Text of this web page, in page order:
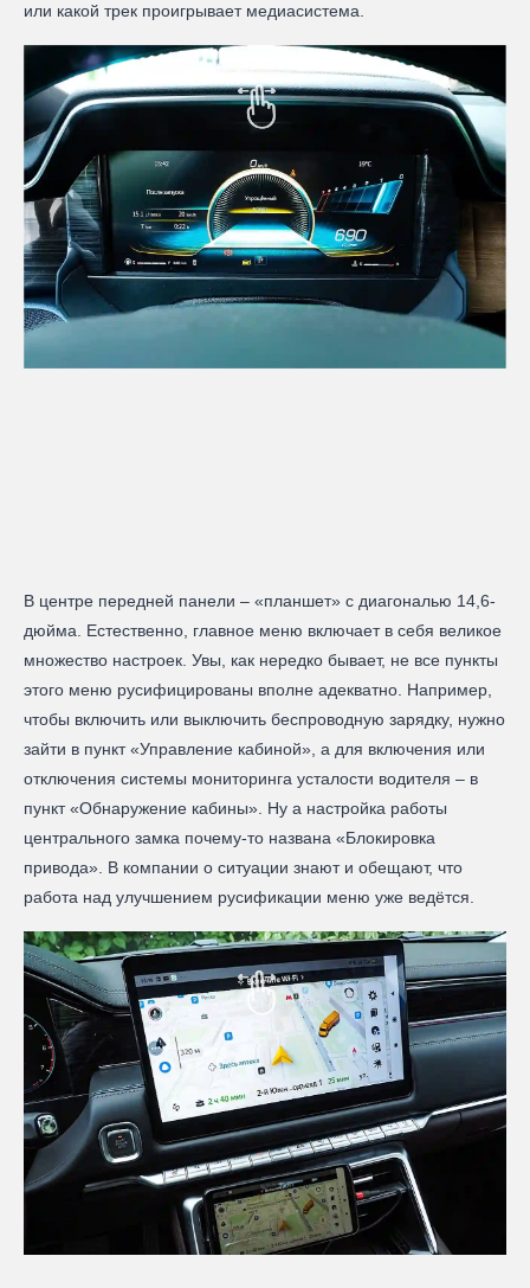
или какой трек проигрывает медиасистема.
В центре передней панели – «планшет» с диагональю 14,6-
дюйма. Естественно, главное меню включает в себя великое
множество настроек. Увы, как нередко бывает, не все пункты
этого меню русифицированы вполне адекватно. Например,
чтобы включить или выключить беспроводную зарядку, нужно
зайти в пункт «Управление кабиной», а для включения или
отключения системы мониторинга усталости водителя – в
пункт «Обнаружение кабины». Ну а настройка работы
центрального замка почему-то названа «Блокировка
привода». В компании о ситуации знают и обещают, что
работа над улучшением русификации меню уже ведётся.